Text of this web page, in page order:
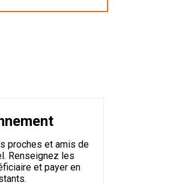
proches et amis de
Renseignez les
et payer en